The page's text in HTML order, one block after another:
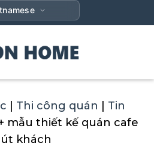
Thi công quán
Tin
mẫu thiết kế quán cafe
khách